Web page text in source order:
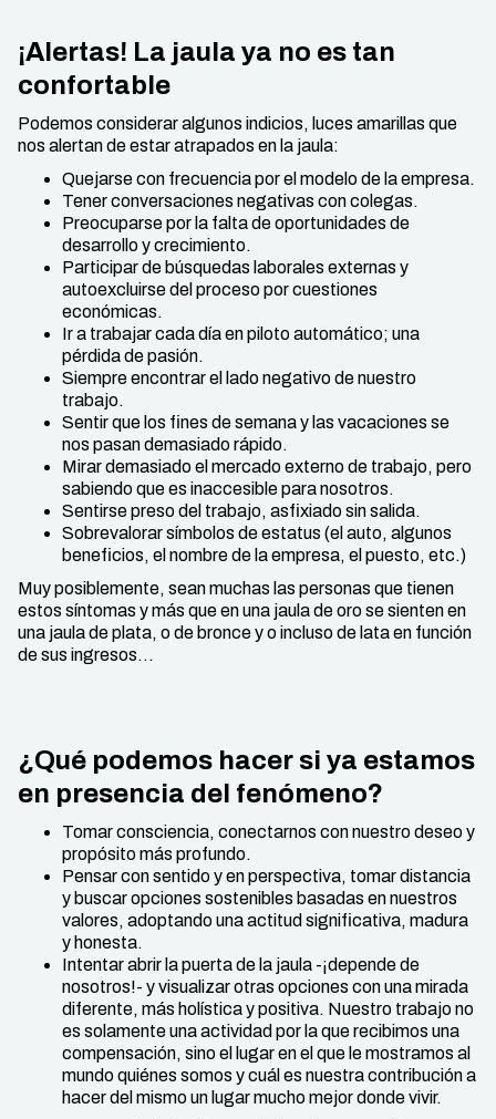
¡Alertas! La jaula ya no es tan
confortable
Podemos considerar algunos indicios, luces amarillas que
nos alertan de estar atrapados en la jaula:
Quejarse con frecuencia por el modelo de la empresa.
Tener conversaciones negativas con colegas.
Preocuparse por la falta de oportunidades de
desarrollo y crecimiento.
Participar de búsquedas laborales externas y
autoexcluirse del proceso por cuestiones
económicas.
Ir a trabajar cada día en piloto automático; una
pérdida de pasión.
Siempre encontrar el lado negativo de nuestro
trabajo.
Sentir que los fines de semana y las vacaciones se
nos pasan demasiado rápido.
Mirar demasiado el mercado externo de trabajo, pero
sabiendo que es inaccesible para nosotros.
Sentirse preso del trabajo, asfixiado sin salida.
Sobrevalorar símbolos de estatus (el auto, algunos
beneficios, el nombre de la empresa, el puesto, etc.)
Muy posiblemente, sean muchas las personas que tienen
estos síntomas y más que en una jaula de oro se sienten en
una jaula de plata, o de bronce y o incluso de lata en función
de sus ingresos…
¿Qué podemos hacer si ya estamos
en presencia del fenómeno?
Tomar consciencia, conectarnos con nuestro deseo y
propósito más profundo.
Pensar con sentido y en perspectiva, tomar distancia
y buscar opciones sostenibles basadas en nuestros
valores, adoptando una actitud significativa, madura
y honesta.
Intentar abrir la puerta de la jaula -¡depende de
nosotros!- y visualizar otras opciones con una mirada
diferente, más holística y positiva. Nuestro trabajo no
es solamente una actividad por la que recibimos una
compensación, sino el lugar en el que le mostramos al
mundo quiénes somos y cuál es nuestra contribución a
hacer del mismo un lugar mucho mejor donde vivir.